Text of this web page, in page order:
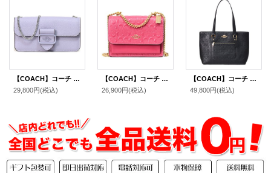
【COACH】コーチ ぺブルレザー モーガン クロスボディ 斜め掛け スマホショルダー チェーン ショルダー クラッチ バッグ ミスト（日本未発売）
29,800円(税込)
【COACH】コーチ レザー シグネチャー 型押し クレア チェーン クロスボディ 2way 斜め掛け ショルダー バッグ ストロベリーヘイズ（日本未発売）
26,900円(税込)
【COACH】コーチ バッグ トート ぺブルレザー シグネチャー 型押し ステーション ジップ トートバッグ ブラック〔日本未発売〕
49,800円(税込)